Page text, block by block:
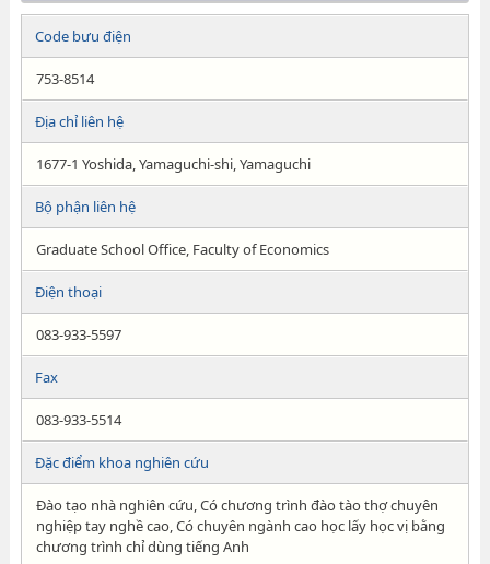
Code bưu điện
753-8514
Địa chỉ liên hệ
1677-1 Yoshida, Yamaguchi-shi, Yamaguchi
Bộ phận liên hệ
Graduate School Office, Faculty of Economics
Điện thoại
083-933-5597
Fax
083-933-5514
Đặc điểm khoa nghiên cứu
Đào tạo nhà nghiên cứu, Có chương trình đào tào thợ chuyên
nghiệp tay nghề cao, Có chuyên ngành cao học lấy học vị bằng
chương trình chỉ dùng tiếng Anh